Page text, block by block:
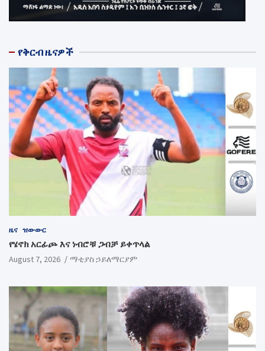
የቅርብ ዜናዎች
ዜና ዝውውር
የሄኖክ አርፊጮ እና ነብሮቹ ጋብቻ ይቀጥላል
August 7, 2026 ማቲያስ ኃይለማርያም